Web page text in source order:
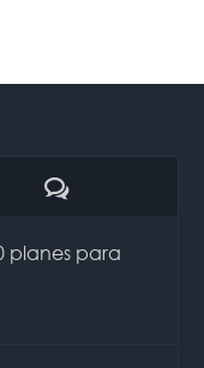
Comentarios
planes para